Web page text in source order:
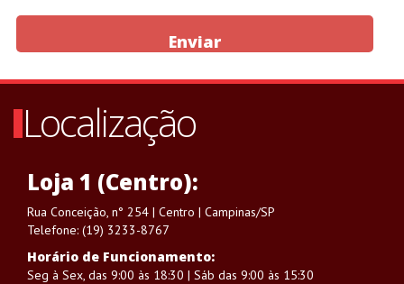
Enviar
Localização
Loja 1 (Centro):
Rua Conceição, n° 254 | Centro | Campinas/SP
Telefone: (19) 3233-8767
Horário de Funcionamento:
Seg à Sex, das 9:00 às 18:30 | Sáb das 9:00 às 15:30